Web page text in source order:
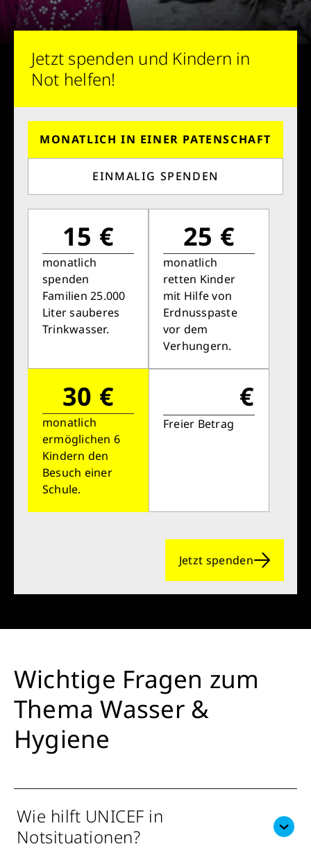
Jetzt spenden und Kindern in
Not helfen!
MONATLICH IN EINER PATENSCHAFT
EINMALIG SPENDEN
15 €
monatlich
spenden
Familien 25.000
Liter sauberes
Trinkwasser.
25 €
monatlich
retten Kinder
mit Hilfe von
Erdnusspaste
vor dem
Verhungern.
30 €
monatlich
ermöglichen 6
Kindern den
Besuch einer
Schule.
€
Freier Betrag
Jetzt spenden
Wichtige Fragen zum
Thema Wasser &
Hygiene
Wie hilft UNICEF in
Notsituationen?